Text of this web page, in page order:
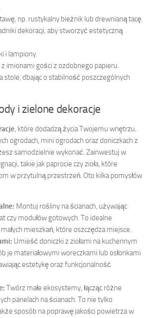
np. rustykalny bieżnik lub drewnianą tacę.
dekoracji, aby stworzyć estetyczną
i lampiony.
imionami gości z ozdobnego papieru.
stole, dbając o stabilność poszczególnych
i zielone dekoracje
, które dodadzą życia Twojemu wnętrzu.
ogrodach, mini ogrodach oraz doniczkach z
samodzielnie wykonać. Zainwestuj w
takie jak paprocie czy zioła, które
w przytulną przestrzeń. Oto kilka pomysłów
Montuj rośliny na ścianach, używając
czy modułów gotowych. To idealne
mieszkań, które oszczędza miejsce.
Umieść doniczki z ziołami na kuchennym
je materiałowymi woreczkami lub osłonkami
estetykę oraz funkcjonalność
Twórz małe ekosystemy, łącząc różne
panelach na ścianach. To nie tylko
sposób na poprawę jakości powietrza w